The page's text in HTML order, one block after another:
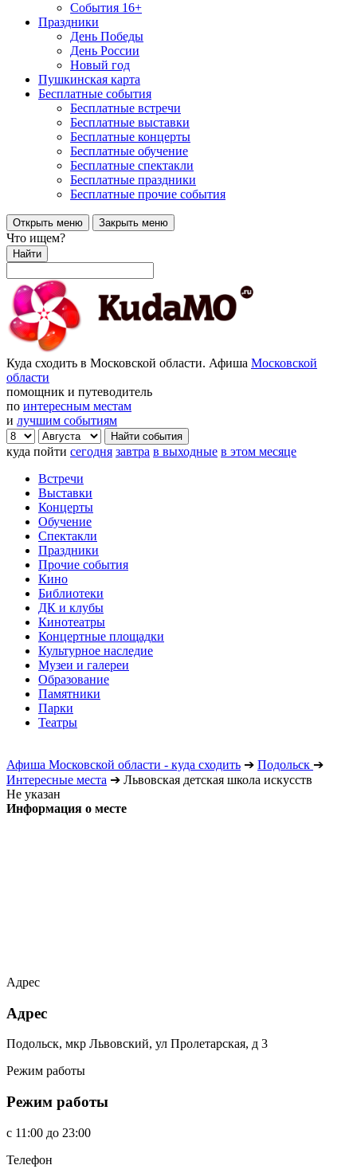
События 16+
Праздники
День Победы
День России
Новый год
Пушкинская карта
Бесплатные события
Бесплатные встречи
Бесплатные выставки
Бесплатные концерты
Бесплатные обучение
Бесплатные спектакли
Бесплатные праздники
Бесплатные прочие события
Открыть меню Закрыть меню
Что ищем?
Найти
Куда сходить в Московской области. Афиша Московской
области
помощник и путеводитель
по интересным местам
и лучшим событиям
куда пойти сегодня завтра в выходные в этом месяце
Встречи
Выставки
Концерты
Обучение
Спектакли
Праздники
Прочие события
Кино
Библиотеки
ДК и клубы
Кинотеатры
Концертные площадки
Культурное наследие
Музеи и галереи
Образование
Памятники
Парки
Театры
Афиша Московской области - куда сходить ➔ Подольск ➔
Интересные места ➔ Львовская детская школа искусств
Не указан
Информация о месте
Адрес
Адрес
Подольск, мкр Львовский, ул Пролетарская, д 3
Режим работы
Режим работы
c 11:00 до 23:00
Телефон